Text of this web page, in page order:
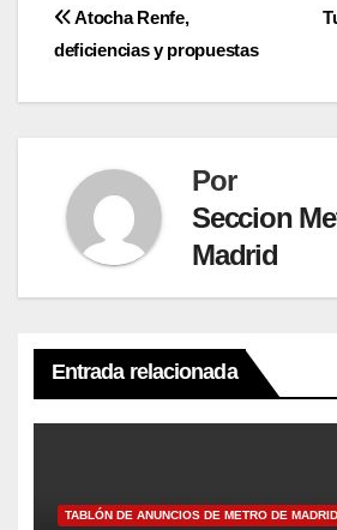
Navegación
Atocha Renfe,
deficiencias y propuestas
Por
Seccion
Madrid
Entrada relacionada
TABLÓN DE ANUNCIOS DE METRO DE MADRID